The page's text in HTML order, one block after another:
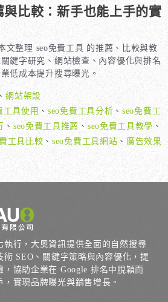
比較：新手也能上手的實
文整理 seo免費工具 的推薦、比較與教
鍵字研究、網站檢查、內容優化與排名
低成本提升搜尋曝光。
、網站架設
工具使用 、seo免費工具分析 、seo免費工
、 seo免費工具推薦 、 seo免費工具教學 、
工具比較 、seo免費工具網站 、 廣告效果
執行，大奧資訊提供全面的自然搜尋
術 SEO、關鍵字策略與內容優化，提
，協助企業在 Google 排名中脫穎而
實現品牌曝光與銷售增長。